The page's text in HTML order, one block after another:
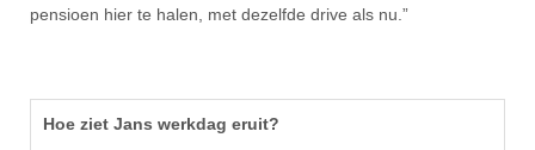
pensioen hier te halen, met dezelfde drive als nu.”
Hoe ziet Jans werkdag eruit?